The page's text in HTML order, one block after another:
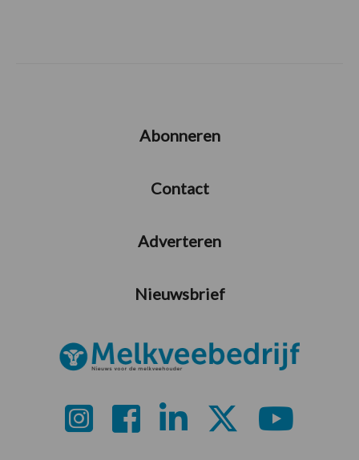
Abonneren
Contact
Adverteren
Nieuwsbrief